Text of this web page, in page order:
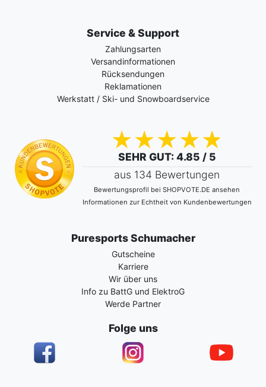
Service & Support
Zahlungsarten
Versandinformationen
Rücksendungen
Reklamationen
Werkstatt / Ski- und Snowboardservice
SEHR GUT: 4.85 / 5
aus 134 Bewertungen
Bewertungsprofil bei SHOPVOTE.DE ansehen
Informationen zur Echtheit von Kundenbewertungen
Puresports Schumacher
Gutscheine
Karriere
Wir über uns
Info zu BattG und ElektroG
Werde Partner
Folge uns